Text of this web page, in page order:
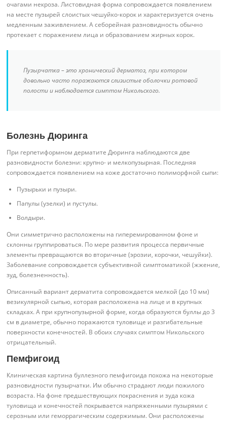
очагами некроза. Листовидная форма сопровождается появлением
на месте пузырей слоистых чешуйко-корок и характеризуется очень
медленным заживлением. А себорейная разновидность обычно
протекает с поражением лица и образованием жирных корок.
Пузырчатка – это хронический дерматоз, при котором
довольно часто поражаются слизистые оболочки ротовой
полости и наблюдается симптом Никольского.
Болезнь Дюринга
При герпетиформном дерматите Дюринга наблюдаются две
разновидности болезни: крупно- и мелкопузырная. Последняя
сопровождается появлением на коже достаточно полиморфной сыпи:
Пузырьки и пузыри.
Папулы (узелки) и пустулы.
Волдыри.
Они симметрично расположены на гиперемированном фоне и
склонны группироваться. По мере развития процесса первичные
элементы превращаются во вторичные (эрозии, корочки, чешуйки).
Заболевание сопровождается субъективной симптоматикой (жжение,
зуд, болезненность).
Описанный вариант дерматита сопровождается мелкой (до 10 мм)
везикулярной сыпью, которая расположена на лице и в крупных
складках. А при крупнопузырной форме, когда образуются буллы до 3
см в диаметре, обычно поражаются туловище и разгибательные
поверхности конечностей. В обоих случаях симптом Никольского
отрицательный.
Пемфигоид
Клиническая картина буллезного пемфигоида похожа на некоторые
разновидности пузырчатки. Им обычно страдают люди пожилого
возраста. На фоне предшествующих покраснения и зуда кожа
туловища и конечностей покрывается напряженными пузырями с
серозным или геморрагическим содержимым. Они расположены